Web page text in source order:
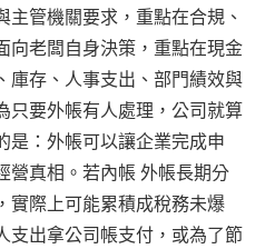
管機關要求，重點在合規、
向老闆自身決策，重點在現金
庫存、人事支出、部門績效與
只要外帳有人處理，公司就算
是：外帳可以讓企業完成申
營真相。若內帳 外帳長期分
實際上可能累積成稅務未爆
支出拿公司帳支付，或為了節